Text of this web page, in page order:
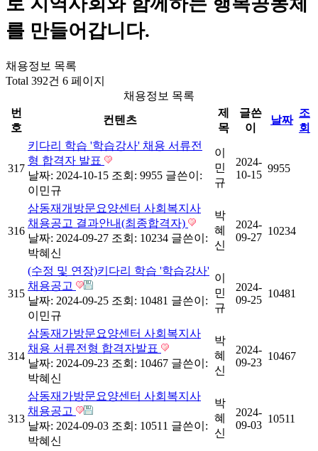
를 만들어갑니다.
채용정보 목록
Total 392건 6 페이지
채용정보 목록
번
호
컨텐츠
제
목
글쓴
이
날짜
조
회
317
키다리 학습 '학습강사' 채용 서류전
형 합격자 발표
날짜: 2024-10-15 조회: 9955 글쓴이:
이민규
이
민
규
2024-
10-15
9955
316
삼동재개방문요양센터 사회복지사
채용공고 결과안내(최종합격자)
날짜: 2024-09-27 조회: 10234 글쓴이:
박혜신
박
혜
신
2024-
09-27
10234
315
(수정 및 연장)키다리 학습 '학습강사'
채용공고
날짜: 2024-09-25 조회: 10481 글쓴이:
이민규
이
민
규
2024-
09-25
10481
314
삼동재가방문요양센터 사회복지사
채용 서류전형 합격자발표
날짜: 2024-09-23 조회: 10467 글쓴이:
박혜신
박
혜
신
2024-
09-23
10467
313
삼동재가방문요양센터 사회복지사
채용공고
날짜: 2024-09-03 조회: 10511 글쓴이:
박혜신
박
혜
신
2024-
09-03
10511